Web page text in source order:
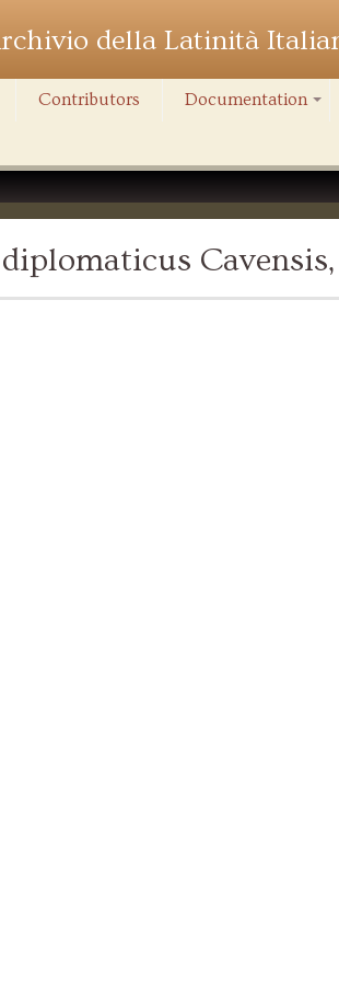
della Latinità
Contributors Documentation